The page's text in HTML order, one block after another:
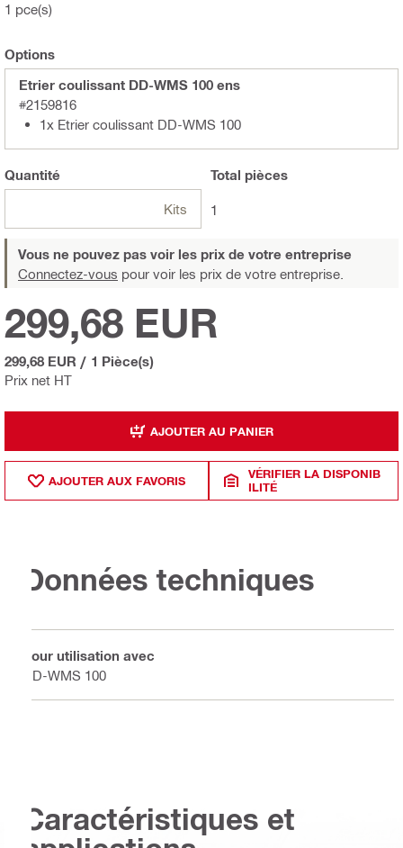
1 pce(s)
Options
Etrier coulissant DD-WMS 100 ens
#2159816
1x Etrier coulissant DD-WMS 100
Quantité
Kits
Total pièces
1
Vous ne pouvez pas voir les prix de votre entreprise
Connectez-vous pour voir les prix de votre entreprise.
Prix net HT
299,68 EUR
299,68 EUR / 1 Pièce(s)
AJOUTER AU PANIER
AJOUTER AUX FAVORIS
VÉRIFIER LA DISPONIB
ILITÉ
Données techniques
Pour utilisation avec
DD-WMS 100
Caractéristiques et